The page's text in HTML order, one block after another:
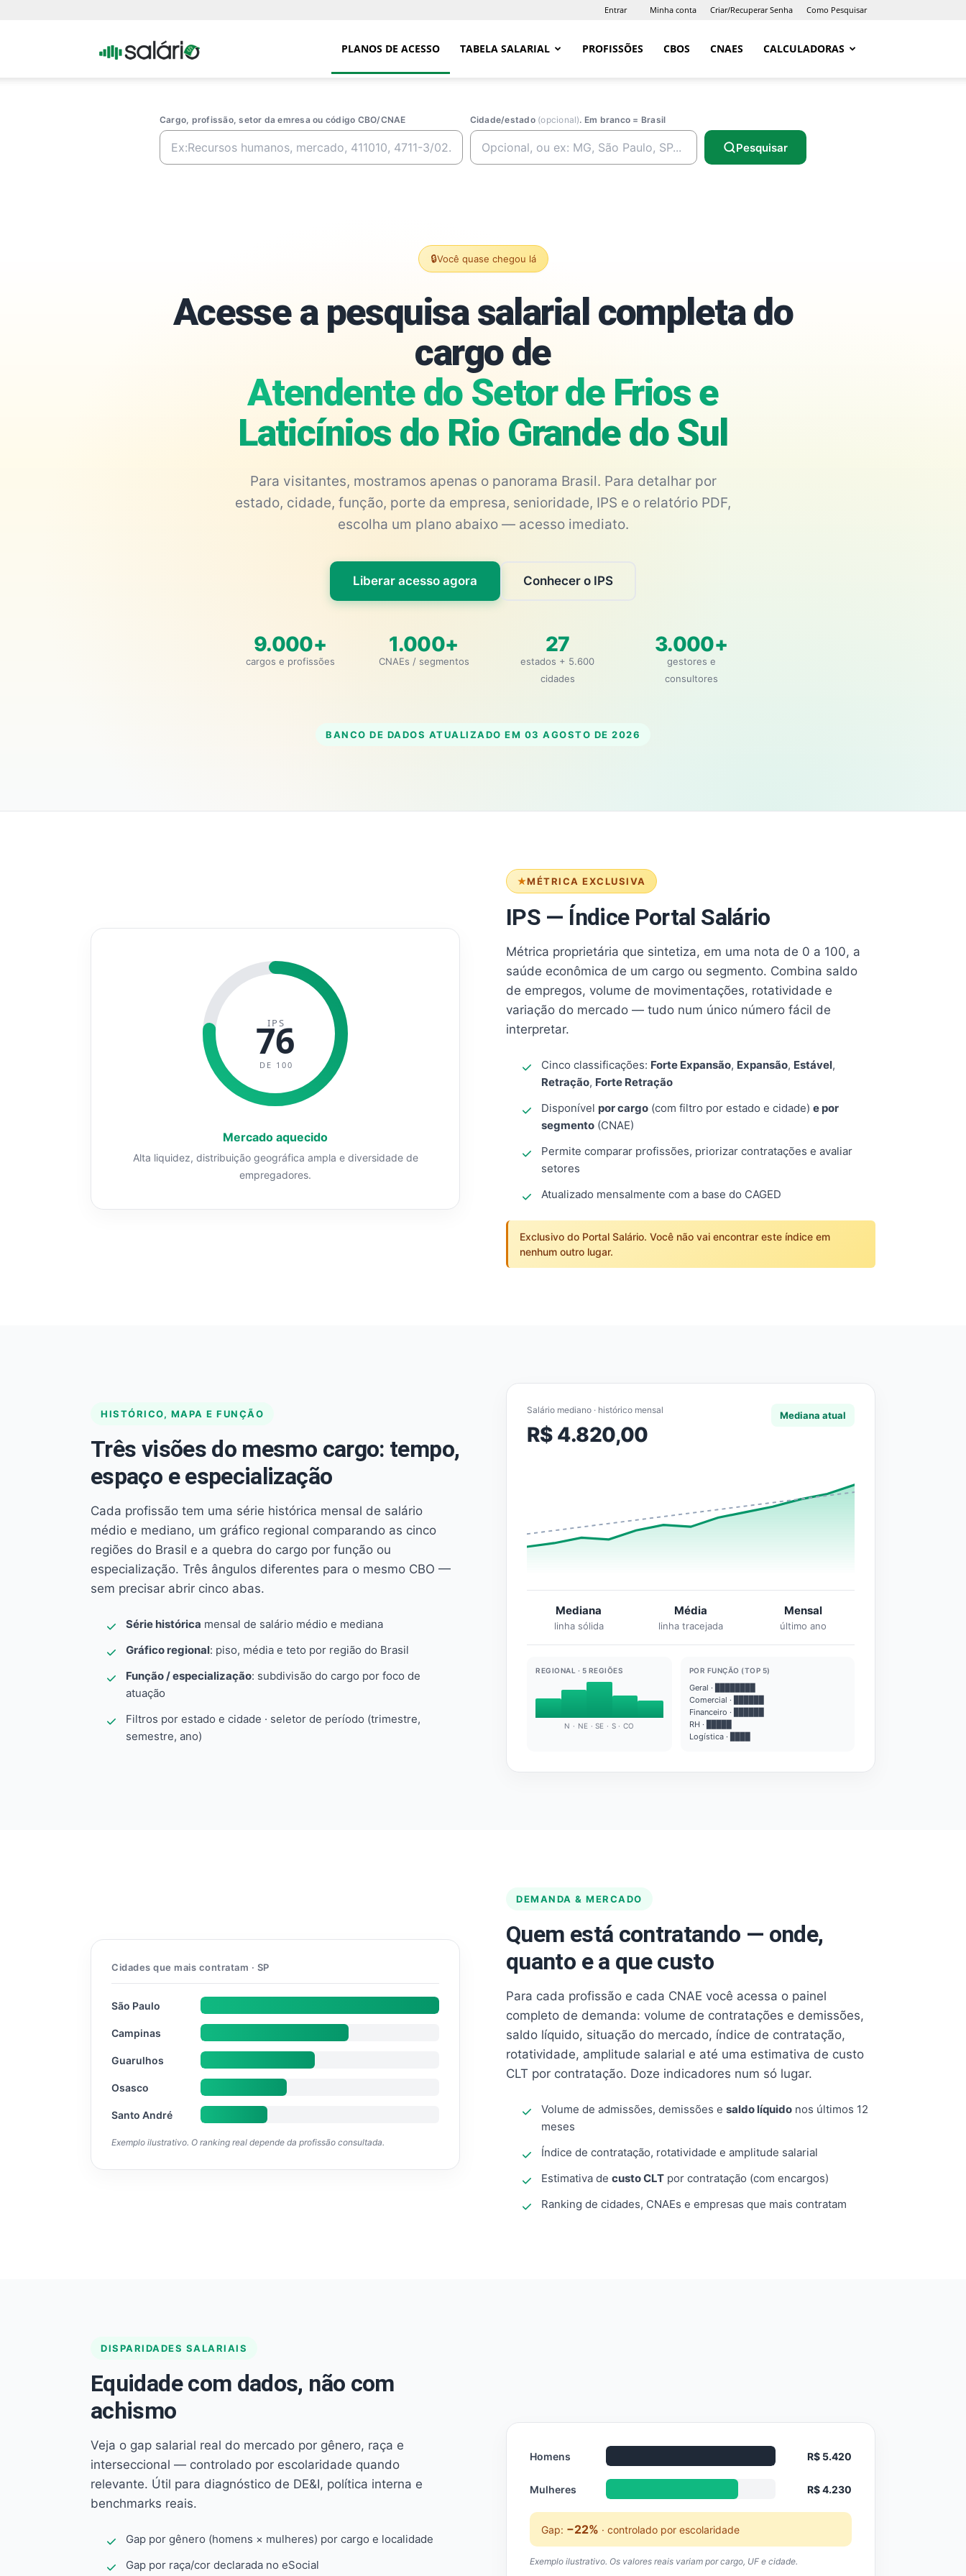
Entrar Minha conta Criar/Recuperar Senha Como Pesquisar
Portal PLANOS DE ACESSO TABELA SALARIAL PROFISSÕES CBOS CNAES CALCULADORAS
Cargo, profissão, setor da emresa ou código CBO/CNAE Cidade/estado (opcional). Em branco = Brasil
Pesquisar
🔒Você quase chegou lá
Acesse a pesquisa salarial completa do
cargo de
Atendente do Setor de Frios e
Laticínios do Rio Grande do Sul
Para visitantes, mostramos apenas o panorama Brasil. Para detalhar por
estado, cidade, função, porte da empresa, senioridade, IPS e o relatório PDF,
escolha um plano abaixo — acesso imediato.
Liberar acesso agora Conhecer o IPS
9.000+
cargos e profissões
1.000+
CNAEs / segmentos
27
estados + 5.600
cidades
3.000+
gestores e
consultores
BANCO DE DADOS ATUALIZADO EM 03 AGOSTO DE 2026
MÉTRICA EXCLUSIVA
IPS — Índice Portal Salário
Métrica proprietária que sintetiza, em uma nota de 0 a 100, a
saúde econômica de um cargo ou segmento. Combina saldo
de empregos, volume de movimentações, rotatividade e
variação do mercado — tudo num único número fácil de
interpretar.
Cinco classificações: Forte Expansão, Expansão, Estável,
Retração, Forte Retração
Disponível por cargo (com filtro por estado e cidade) e por
segmento (CNAE)
Permite comparar profissões, priorizar contratações e avaliar
setores
Atualizado mensalmente com a base do CAGED
Exclusivo do Portal Salário. Você não vai encontrar este índice em
nenhum outro lugar.
IPS
76
DE 100
Mercado aquecido
Alta liquidez, distribuição geográfica ampla e diversidade de
empregadores.
HISTÓRICO, MAPA E FUNÇÃO
Três visões do mesmo cargo: tempo,
espaço e especialização
Cada profissão tem uma série histórica mensal de salário
médio e mediano, um gráfico regional comparando as cinco
regiões do Brasil e a quebra do cargo por função ou
especialização. Três ângulos diferentes para o mesmo CBO —
sem precisar abrir cinco abas.
Série histórica mensal de salário médio e mediana
Gráfico regional: piso, média e teto por região do Brasil
Função / especialização: subdivisão do cargo por foco de
atuação
Filtros por estado e cidade · seletor de período (trimestre,
semestre, ano)
Salário mediano · histórico mensal
R$ 4.820,00
Mediana atual
Mediana
linha sólida
Média
linha tracejada
Mensal
último ano
REGIONAL · 5 REGIÕES
N · NE · SE · S · CO
POR FUNÇÃO (TOP 5)
Geral · ████████
Comercial · ██████
Financeiro · ██████
RH · █████
Logística · ████
DEMANDA & MERCADO
Quem está contratando — onde,
quanto e a que custo
Para cada profissão e cada CNAE você acessa o painel
completo de demanda: volume de contratações e demissões,
saldo líquido, situação do mercado, índice de contratação,
rotatividade, amplitude salarial e até uma estimativa de custo
CLT por contratação. Doze indicadores num só lugar.
Volume de admissões, demissões e saldo líquido nos últimos 12
meses
Índice de contratação, rotatividade e amplitude salarial
Estimativa de custo CLT por contratação (com encargos)
Ranking de cidades, CNAEs e empresas que mais contratam
Cidades que mais contratam · SP
São Paulo
Campinas
Guarulhos
Osasco
Santo André
Exemplo ilustrativo. O ranking real depende da profissão consultada.
DISPARIDADES SALARIAIS
Equidade com dados, não com
achismo
Veja o gap salarial real do mercado por gênero, raça e
interseccional — controlado por escolaridade quando
relevante. Útil para diagnóstico de DE&I, política interna e
benchmarks reais.
Gap por gênero (homens × mulheres) por cargo e localidade
Gap por raça/cor declarada no eSocial
Homens R$ 5.420
Mulheres R$ 4.230
Gap: −22% · controlado por escolaridade
Exemplo ilustrativo. Os valores reais variam por cargo, UF e cidade.